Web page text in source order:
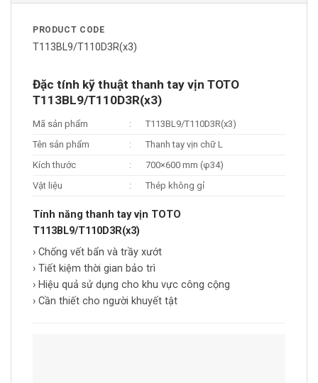
PRODUCT CODE
T113BL9/T110D3R(x3)
Đặc tính kỹ thuật thanh tay vịn TOTO
T113BL9/T110D3R(x3)
Mã sản phẩm :
T113BL9/T110D3R(x3)
Tên sản phẩm
:
Thanh tay vịn chữ L
Kích thước
:
700×600 mm (φ34)
Vật liệu
: Thép không gỉ
Tính năng thanh tay vịn TOTO
T113BL9/T110D3R(x3)
› Chống vết bẩn và trầy xướt
› Tiết kiệm thời gian bảo trì
› Hiệu quả sử dụng cho khu vực công cộng
› Cần thiết cho người khuyết tật